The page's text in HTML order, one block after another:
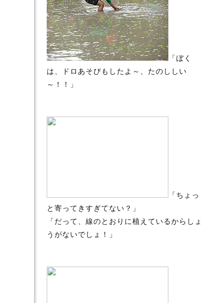
「ぼく
は、ドロあそびもしたよ～、たのししい
～！！」
「ちょっ
と寄ってきすぎてない？」
「だって、線のとおりに植えているからしょ
うがないでしょ！」